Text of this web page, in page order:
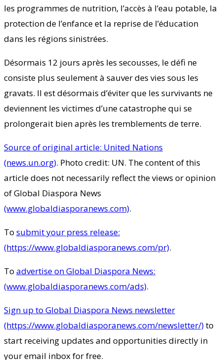
les programmes de nutrition, l’accès à l’eau potable, la
protection de l’enfance et la reprise de l’éducation
dans les régions sinistrées.
Désormais 12 jours après les secousses, le défi ne
consiste plus seulement à sauver des vies sous les
gravats. Il est désormais d’éviter que les survivants ne
deviennent les victimes d’une catastrophe qui se
prolongerait bien après les tremblements de terre.
Source of original article: United Nations
(news.un.org). Photo credit: UN. The content of this
article does not necessarily reflect the views or opinion
of Global Diaspora News
(www.globaldiasporanews.com).
To submit your press release:
(https://www.globaldiasporanews.com/pr).
To advertise on Global Diaspora News:
(www.globaldiasporanews.com/ads).
Sign up to Global Diaspora News newsletter
(https://www.globaldiasporanews.com/newsletter/)to
start receiving updates and opportunities directly in
your email inbox for free.